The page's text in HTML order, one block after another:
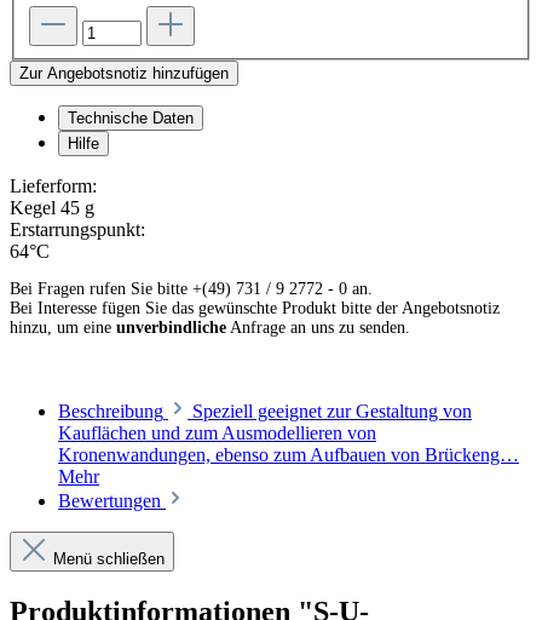
Zur Angebotsnotiz hinzufügen
Technische Daten
Hilfe
Lieferform:
Kegel 45 g
Erstarrungspunkt:
64°C
Bei Fragen rufen Sie bitte +(49) 731 / 9 2772 - 0 an.
Bei Interesse fügen Sie das gewünschte Produkt bitte der Angebotsnotiz
hinzu, um eine unverbindliche Anfrage an uns zu senden.
Beschreibung
Speziell geeignet zur Gestaltung von
Kauflächen und zum Ausmodellieren von
Kronenwandungen, ebenso zum Aufbauen von Brückeng…
Mehr
Bewertungen
Menü schließen
Produktinformationen "S-U-